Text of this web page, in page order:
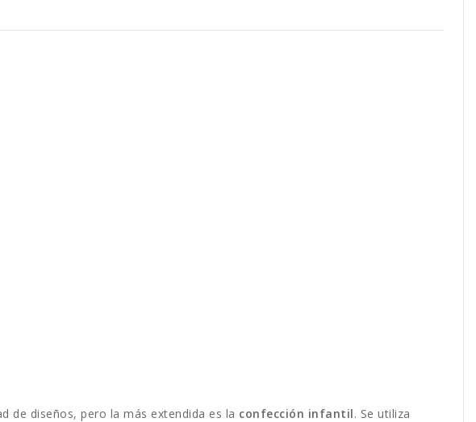
de diseños, pero la más extendida es la confección infantil. Se utiliza